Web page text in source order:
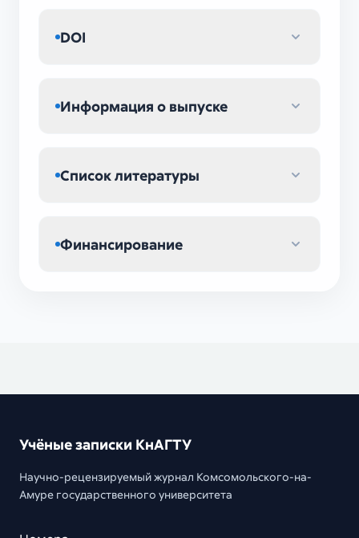
DOI
Информация о выпуске
Список литературы
Финансирование
Учёные записки КнАГТУ
Научно-рецензируемый журнал Комсомольского-на-
Амуре государственного университета